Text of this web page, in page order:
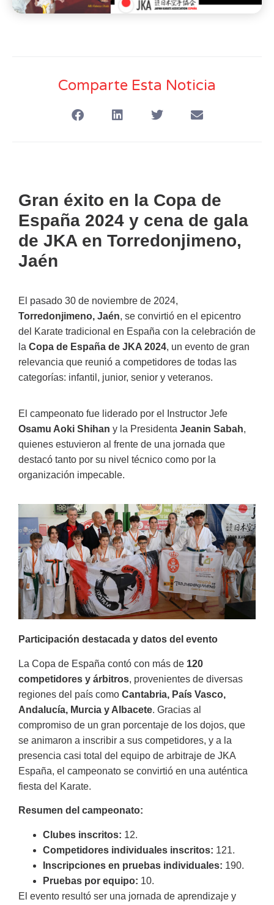
Comparte Esta Noticia
Gran éxito en la Copa de
España 2024 y cena de gala
de JKA en Torredonjimeno,
Jaén
El pasado 30 de noviembre de 2024,
Torredonjimeno, Jaén, se convirtió en el epicentro
del Karate tradicional en España con la celebración de
la Copa de España de JKA 2024, un evento de gran
relevancia que reunió a competidores de todas las
categorías: infantil, junior, senior y veteranos.
El campeonato fue liderado por el Instructor Jefe
Osamu Aoki Shihan y la Presidenta Jeanin Sabah,
quienes estuvieron al frente de una jornada que
destacó tanto por su nivel técnico como por la
organización impecable.
Participación destacada y datos del evento
La Copa de España contó con más de 120
competidores y árbitros, provenientes de diversas
regiones del país como Cantabria, País Vasco,
Andalucía, Murcia y Albacete. Gracias al
compromiso de un gran porcentaje de los dojos, que
se animaron a inscribir a sus competidores, y a la
presencia casi total del equipo de arbitraje de JKA
España, el campeonato se convirtió en una auténtica
fiesta del Karate.
Resumen del campeonato:
Clubes inscritos: 12.
Competidores individuales inscritos: 121.
Inscripciones en pruebas individuales: 190.
Pruebas por equipo: 10.
El evento resultó ser una jornada de aprendizaje y